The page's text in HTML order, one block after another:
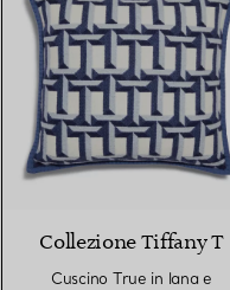
Collezione Tiffany T
Cuscino True in lana e